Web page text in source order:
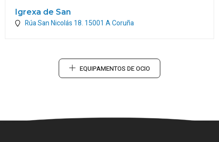
Igrexa de San
Rúa San Nicolás 18. 15001 A Coruña
EQUIPAMENTOS DE OCIO